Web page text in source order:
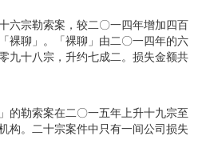
六宗勒索案，较二〇一四年增加四百
裸聊」。「裸聊」由二〇一四年的六
九十八宗，升约七成二。损失金额共
的勒索案在二〇一五年上升十九宗至
构。二十宗案件中只有一间公司损失